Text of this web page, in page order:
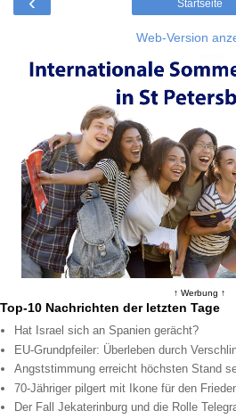
Startseite
Web-Version
↑ Werbung ↑
Top-10 Nachrichten der letzten Tage
Hat Israel sich an Spanien gerächt?
EU-Grundpfeiler: Überleben durch
Angststimmung erreicht höchsten Stand
70-Jähriger pilgert mit Ikone für den
Der Fall Jekaterinburg und die Rolle